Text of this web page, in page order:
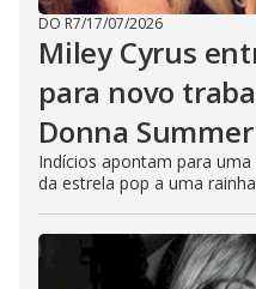
DO R7/17/07/2026
Miley Cyrus
para novo
Donna Summer
Indícios apontam para
da estrela pop a uma